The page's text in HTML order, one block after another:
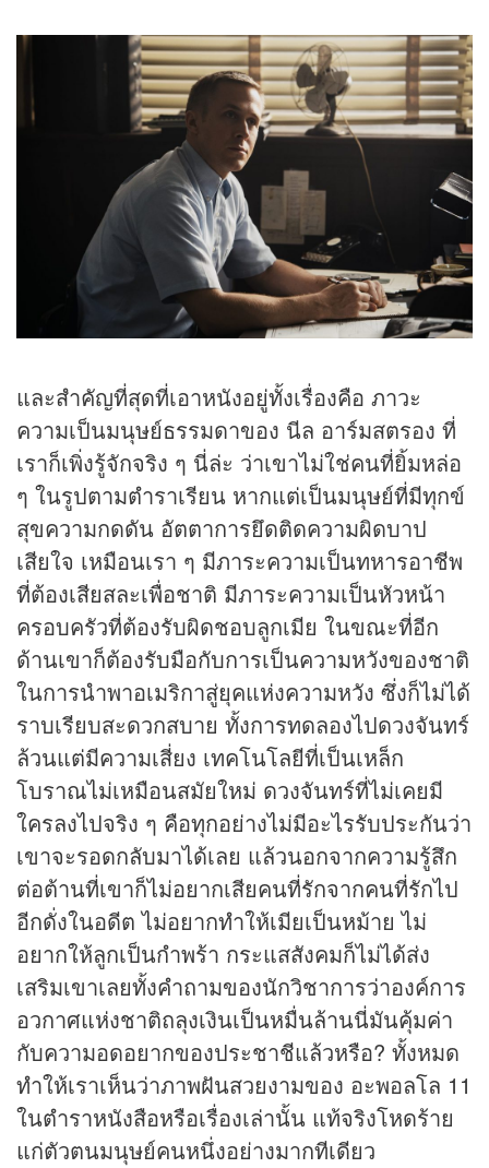
และสำคัญที่สุดที่เอาหนังอยู่ทั้งเรื่องคือ ภาวะ
ความเป็นมนุษย์ธรรมดาของ นีล อาร์มสตรอง ที่
เราก็เพิ่งรู้จักจริง ๆ นี่ล่ะ ว่าเขาไม่ใช่คนที่ยิ้มหล่อ
ๆ ในรูปตามตำราเรียน หากแต่เป็นมนุษย์ที่มีทุกข์
สุขความกดดัน อัตตาการยึดติดความผิดบาป
เสียใจ เหมือนเรา ๆ มีภาระความเป็นทหารอาชีพ
ที่ต้องเสียสละเพื่อชาติ มีภาระความเป็นหัวหน้า
ครอบครัวที่ต้องรับผิดชอบลูกเมีย ในขณะที่อีก
ด้านเขาก็ต้องรับมือกับการเป็นความหวังของชาติ
ในการนำพาอเมริกาสู่ยุคแห่งความหวัง ซึ่งก็ไม่ได้
ราบเรียบสะดวกสบาย ทั้งการทดลองไปดวงจันทร์
ล้วนแต่มีความเสี่ยง เทคโนโลยีที่เป็นเหล็ก
โบราณไม่เหมือนสมัยใหม่ ดวงจันทร์ที่ไม่เคยมี
ใครลงไปจริง ๆ คือทุกอย่างไม่มีอะไรรับประกันว่า
เขาจะรอดกลับมาได้เลย แล้วนอกจากความรู้สึก
ต่อต้านที่เขาก็ไม่อยากเสียคนที่รักจากคนที่รักไป
อีกดั่งในอดีต ไม่อยากทำให้เมียเป็นหม้าย ไม่
อยากให้ลูกเป็นกำพร้า กระแสสังคมก็ไม่ได้ส่ง
เสริมเขาเลยทั้งคำถามของนักวิชาการว่าองค์การ
อวกาศแห่งชาติถลุงเงินเป็นหมื่นล้านนี่มันคุ้มค่า
กับความอดอยากของประชาชีแล้วหรือ? ทั้งหมด
ทำให้เราเห็นว่าภาพฝันสวยงามของ อะพอลโล 11
ในตำราหนังสือหรือเรื่องเล่านั้น แท้จริงโหดร้าย
แก่ตัวตนมนุษย์คนหนึ่งอย่างมากทีเดียว